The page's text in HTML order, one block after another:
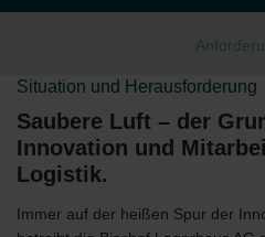
Situation und Herausforderung
Saubere Luft – der
Innovation und
Logistik.
Immer auf der heißen Spur der